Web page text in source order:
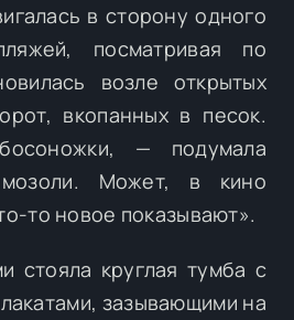
в сторону одного
посматривая по
возле открытых
вкопанных в песок.
— подумала
Может, в кино
то новое показывают».
стояла круглая тумба с
зазывающими на